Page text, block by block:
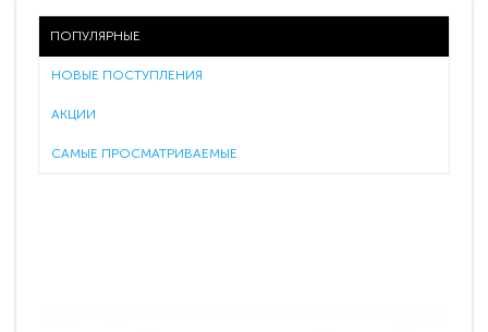
ПОПУЛЯРНЫЕ
НОВЫЕ ПОСТУПЛЕНИЯ
АКЦИИ
САМЫЕ ПРОСМАТРИВАЕМЫЕ